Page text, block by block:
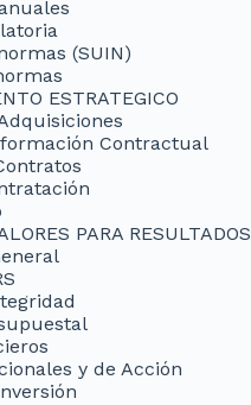
(SUIN)
ESTRATEGICO
Contractual
PARA RESULTADOS
y de Acción